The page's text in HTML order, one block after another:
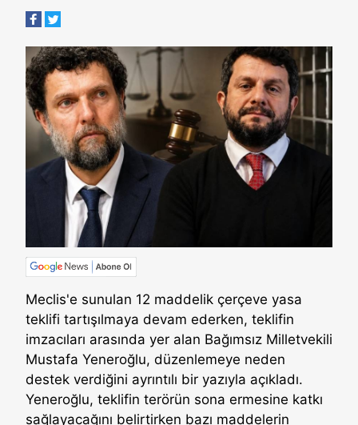
Meclis'e sunulan 12 maddelik çerçeve yasa
teklifi tartışılmaya devam ederken, teklifin
imzacıları arasında yer alan Bağımsız Milletvekili
Mustafa Yeneroğlu, düzenlemeye neden
destek verdiğini ayrıntılı bir yazıyla açıkladı.
Yeneroğlu, teklifin terörün sona ermesine katkı
sağlayacağını belirtirken bazı maddelerin